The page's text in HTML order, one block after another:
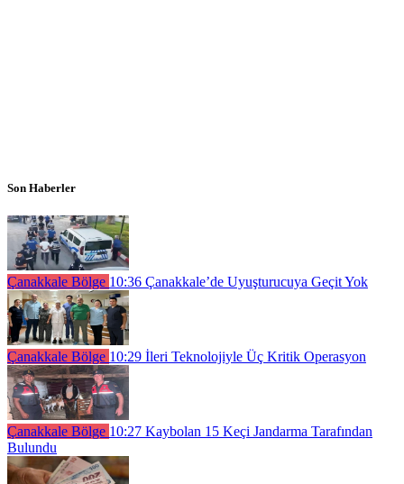
Son Haberler
Çanakkale Bölge 10:36 Çanakkale’de Uyuşturucuya Geçit Yok
Çanakkale Bölge 10:29 İleri Teknolojiyle Üç Kritik Operasyon
Çanakkale Bölge 10:27 Kaybolan 15 Keçi Jandarma Tarafından
Bulundu